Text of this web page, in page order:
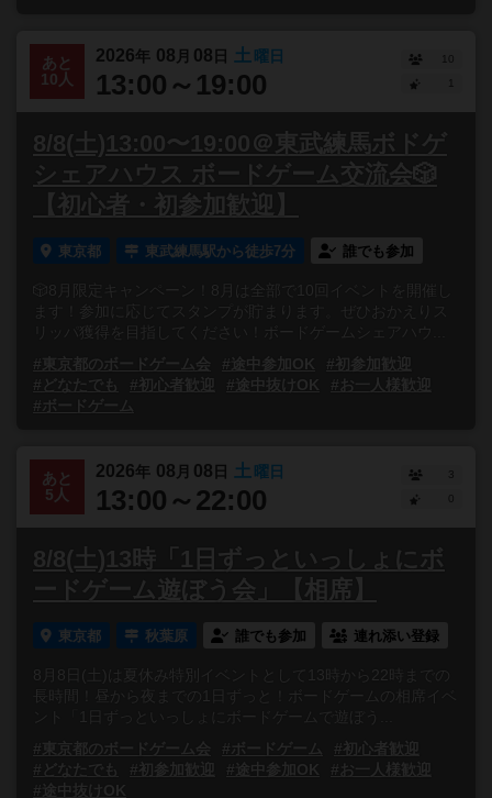
あと
10人
2026年 08 月 08 日 土 曜日
13:00～19:00
10
1
8/8(土)13:00〜19:00＠東武練馬ボドゲ
シェアハウス ボードゲーム交流会🎲
【初心者・初参加歓迎】
東京都 東武練馬駅から徒歩7分 誰でも参加
🎲8月限定キャンペーン！8月は全部で10回イベントを開催し
ます！参加に応じてスタンプが貯まります。ぜひおかえりス
リッパ獲得を目指してください！ボードゲームシェアハウ...
#東京都のボードゲーム会
#途中参加OK
#初参加歓迎
#どなたでも
#初心者歓迎 #途中抜けOK
#お一人様歓迎
#ボードゲーム
あと
5人
2026年 08 月 08 日 土 曜日
13:00～22:00
3
8/8(土)13時「1日ずっといっしょにボ
ードゲーム遊ぼう会」【相席】
東京都 秋葉原 誰でも参加 連れ添い登録
8月8日(土)は夏休み特別イベントとして13時から22時までの
長時間！昼から夜までの1日ずっと！ボードゲームの相席イベ
#東京都のボードゲーム会
#ボードゲーム
#初心者歓迎
#どなたでも
#初参加歓迎 #途中参加OK
#お一人様歓迎
#途中抜けOK